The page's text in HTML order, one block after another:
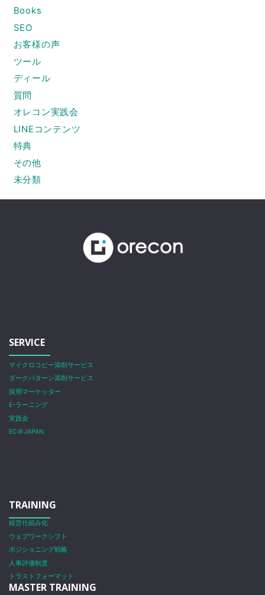
Books
SEO
お客様の声
ツール
ディール
質問
オレコン実践会
LINEコンテンツ
特典
その他
未分類
SERVICE
マイクロコピー添削サービス
ダークパターン添削サービス
採用マーケッター
E-ラーニング
実践会
EC＠JAPAN
TRAINING
経営仕組み化
ウェブワークシフト
ポジショニング戦略
人事評価制度
トラストフォーマット
MASTER TRAINING